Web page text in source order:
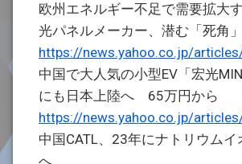
欧州エネルギー不足で需要拡大
光パネルメーカー、潜む「死角」
https://news.yahoo.co.jp/
中国で大人気の小型EV「宏光
にも日本上陸へ 65万円から
https://news.yahoo.co.jp/
中国CATL、23年にナトリウムイ
へ